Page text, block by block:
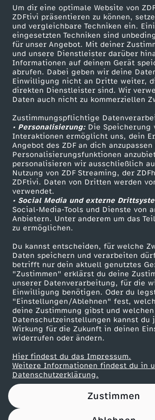
Um dir eine optimale Website von
ZDFtivi präsentieren zu können,
und vergleichbare Techniken ein.
eingesetzten Techniken sind
für unser Angebot. Mit deiner
und unsere Dienstleister darüber
Informationen auf deinem Gerät
abrufen. Dabei geben wir deine
Einwilligung nicht an Dritte weiter,
direkten Dienstleister sind. Wir
Daten auch nicht zu kommerziellen
Zustimmungspflichtige
• Personalisierung:Die Speicherung
Interaktionen ermöglicht uns, dein
Angebot des ZDF an dich anzupassen
Personalisierungsfunktionen
personalisieren wir ausschließlich
Nutzung von ZDF Streaming, der
ZDFtivi. Daten von Dritten werden
verwendet.
• Social Media und externe
Social-Media-Tools und Dienste von
Anbietern. Unter anderem um das
zu ermöglichen.
Du kannst entscheiden, für welche
Daten speichern und verarbeiten
betrifft nur dein aktuell genutztes
"Zustimmen" erklärst du deine
unserer Datenverarbeitung, für die
Einwilligung benötigen. Oder du
"Einstellungen/Ablehnen" fest,
deine Zustimmung gibst und
Datenschutzeinstellungen kannst du
Wirkung für die Zukunft in deinen
widerrufen oder ändern.
Hier findest du das Impressum.
Weitere Informationen findest du in
Datenschutzerklärung.
Zustimmen
r
e
u
n
d
i
n
n
e
n
?
-
A
u
f
Mehr ZDF
ZDF-Apps
Smart TV
ZDFtext
Livestreams
Sendungen A-Z
TV-Programm
Service
Kontakt
Tickets
Hilfe
ZDF Unternehmen
Karriere
ZDF goes Schule
Werbefernsehen
Mainzelmännchen
Partner